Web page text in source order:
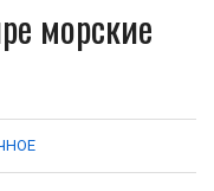
морские